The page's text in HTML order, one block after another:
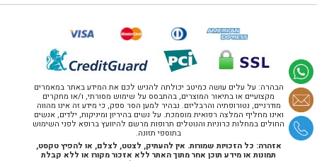
הבהרה: על עלים עושה כמיטב יכולתה להגיש לכם את המידע באתר במאמרים
מקצועיים או בתיאור המוצרים, בהתבסס על שימוש מסורתי, ו/או מחקרים
מודרניים, נטורופתיה והרבליזם. נבהיר למען הסר ספק, כי מידע זה אינו מהווה
ואינו מחליף המלצה רפואית מוסמכת. על נשים בהיריון ומיניקות, ילדים, אנשים
החולים במחלות כרוניות והנוטלים תרופות מרשם להיוועץ ברופא לפני השימוש
בתוספי תזונה.
אזהרה: כל הזכויות שמורות. אין להעתיק, לצטט, לצלם, או להפיץ טקסט,
תמונות או מידע תוכן אחר מתוך האתר ללא אזכור מקורו או ללא קבלת